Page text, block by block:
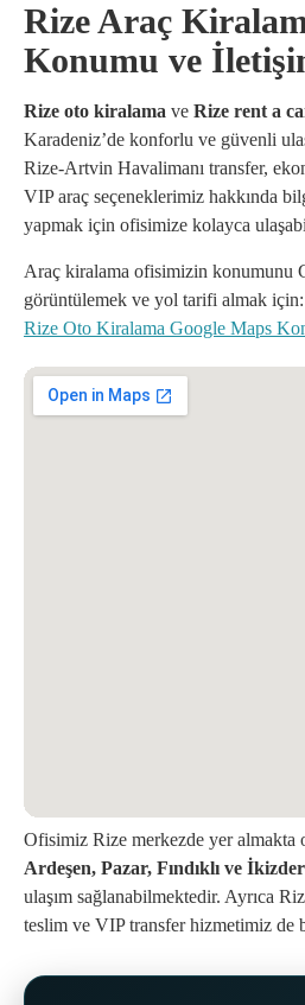
Rize Araç
Konumu ve
Rize oto kiralama ve Rize rent a
Karadeniz’de konforlu ve güvenli
Rize-Artvin Havalimanı transfer,
VIP araç seçeneklerimiz hakkında
yapmak için ofisimize kolayca
Araç kiralama ofisimizin konumunu
görüntülemek ve yol tarifi almak için:
Rize Oto Kiralama Google Maps
Ofisimiz Rize merkezde yer almakta
Ardeşen, Pazar, Fındıklı ve
ulaşım sağlanabilmektedir. Ayrıca
teslim ve VIP transfer hizmetimiz de